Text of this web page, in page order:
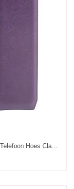
Sony Xperia E5 Hoesje Bescherming Mobiele Telefoon Hoes Clamshell Anti-fall Kopen